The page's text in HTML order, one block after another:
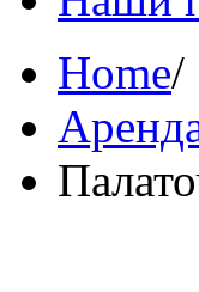
Home/